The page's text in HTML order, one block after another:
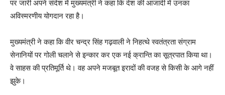
पर जारी अपने संदेश में मुख्यमंत्री ने कहा कि देश की आजादी में उनका
अविस्मरणीय योगदान रहा है।
मुख्यमंत्री ने कहा कि वीर चन्द्र सिंह गढ़वाली ने निहत्थे स्वतंत्रता संग्राम
सेनानियों पर गोली चलाने से इन्कार कर एक नई क्रान्ति का सूत्रपात किया था।
वे साहस की प्रतिमूर्ति थे। वह अपने मजबूत इरादों की वजह से किसी के आगे नहीं
झुके।